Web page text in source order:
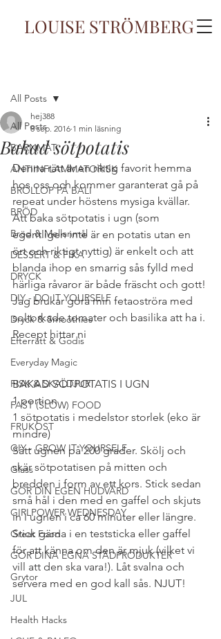
LOUISE STRÖMBERG
All Posts
BARNMAT
ANTIINFLAMMATORISK
BRÖLLOP PÅ BALI
BRÖD
Bröd & Mellanmål
DESSERT & FIKA
DRYCK
DIY - DO IT YOURSELF
Dryck & Smoothies
Efterrätt & Godis
Everyday Magic
FISK & SKALDJUR
FAST (SLOW) FOOD
FRUKOST
GIY - GROW IT YOURSELF
Glass
GÖR DIN EGEN HUDVÅRD
GIRLPOWER WEDNESDAY
Great Food
GÖR DINA EGNA STÄDPRODUKTER
Grytor
JUL
Health Hacks
All Posts
Bakad sötpotatis
hej388
8 sep. 2016 1 min läsning
Denna rätt är en riktig favorit hemma
hos oss och kommer garanterat gå på
repeat under höstens mysiga kvällar.
Att baka sötpotatis i ugn (som
egentligen inte är en potatis utan en
ört och riktigt nyttig) är enkelt och att
blanda ihop en smarrig sås fylld med
härliga råvaror är både fräscht och gott!
Jag brukar göra min fetaoströra med
soltorkade tomater och basilika att ha i.
Recept hittar ni
BAKAD SÖTPOTATIS I UGN
1 portion
1 sötpotatis i medelstor storlek (eko är
mindre)
Sätt ugnen på 200 grader. Skölj och
skär sötpotatisen på mitten och
bredden i form av ett kors. Stick sedan
små hål i den med en gaffel och skjuts
in i ugnen i ca 60 minuter eller längre.
Stick gärna i en teststicka eller gaffel
för att känna om den är mjuk (vilket vi
vill att den ska vara!). Låt svalna och
servera med en god kall sås. NJUT!
#PALEOMEJERIFRITT
#VEGETARISKARÄTTER